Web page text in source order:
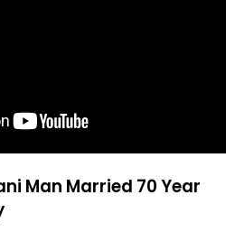
Man Married 70 Year